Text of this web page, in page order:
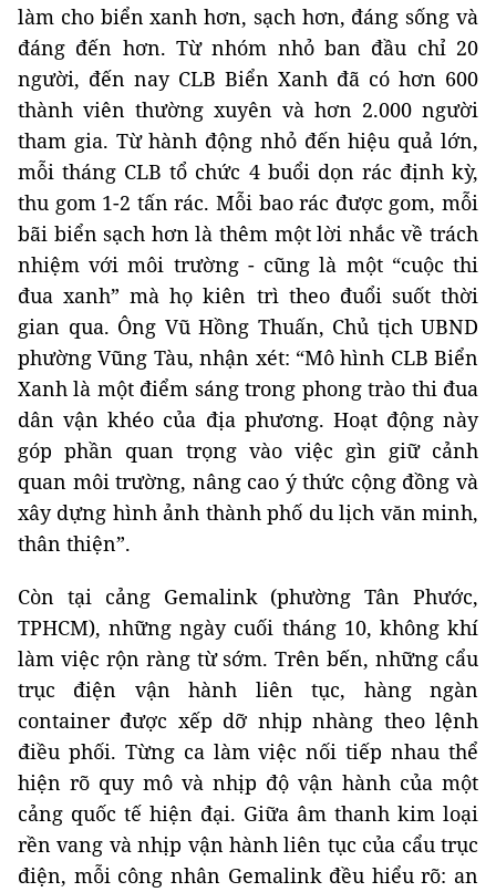
làm cho biển xanh hơn, sạch hơn, đáng sống và
đáng đến hơn. Từ nhóm nhỏ ban đầu chỉ 20
người, đến nay CLB Biển Xanh đã có hơn 600
thành viên thường xuyên và hơn 2.000 người
tham gia. Từ hành động nhỏ đến hiệu quả lớn,
mỗi tháng CLB tổ chức 4 buổi dọn rác định kỳ,
thu gom 1-2 tấn rác. Mỗi bao rác được gom, mỗi
bãi biển sạch hơn là thêm một lời nhắc về trách
nhiệm với môi trường - cũng là một “cuộc thi
đua xanh” mà họ kiên trì theo đuổi suốt thời
gian qua. Ông Vũ Hồng Thuấn, Chủ tịch UBND
phường Vũng Tàu, nhận xét: “Mô hình CLB Biển
Xanh là một điểm sáng trong phong trào thi đua
dân vận khéo của địa phương. Hoạt động này
góp phần quan trọng vào việc gìn giữ cảnh
quan môi trường, nâng cao ý thức cộng đồng và
xây dựng hình ảnh thành phố du lịch văn minh,
thân thiện”.
Còn tại cảng Gemalink (phường Tân Phước,
TPHCM), những ngày cuối tháng 10, không khí
làm việc rộn ràng từ sớm. Trên bến, những cẩu
trục điện vận hành liên tục, hàng ngàn
container được xếp dỡ nhịp nhàng theo lệnh
điều phối. Từng ca làm việc nối tiếp nhau thể
hiện rõ quy mô và nhịp độ vận hành của một
cảng quốc tế hiện đại. Giữa âm thanh kim loại
rền vang và nhịp vận hành liên tục của cẩu trục
điện, mỗi công nhân Gemalink đều hiểu rõ: an